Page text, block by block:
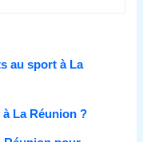
au sport à La
La Réunion ?